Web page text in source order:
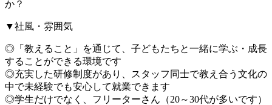
か？
▼社風・雰囲気
◎「教えること」を通じて、子どもたちと一緒に学ぶ・成長
することができる環境です
◎充実した研修制度があり、スタッフ同士で教え合う文化の
中で未経験でも安心して就業できます
◎学生だけでなく、フリーターさん（20～30代が多いです）